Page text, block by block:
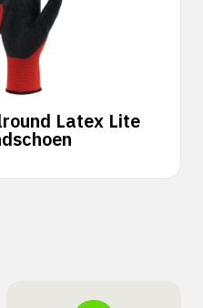
Latex Lite